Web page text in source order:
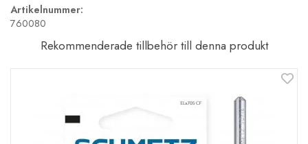
Artikelnummer:
760080
Rekommenderade tillbehör till denna produkt